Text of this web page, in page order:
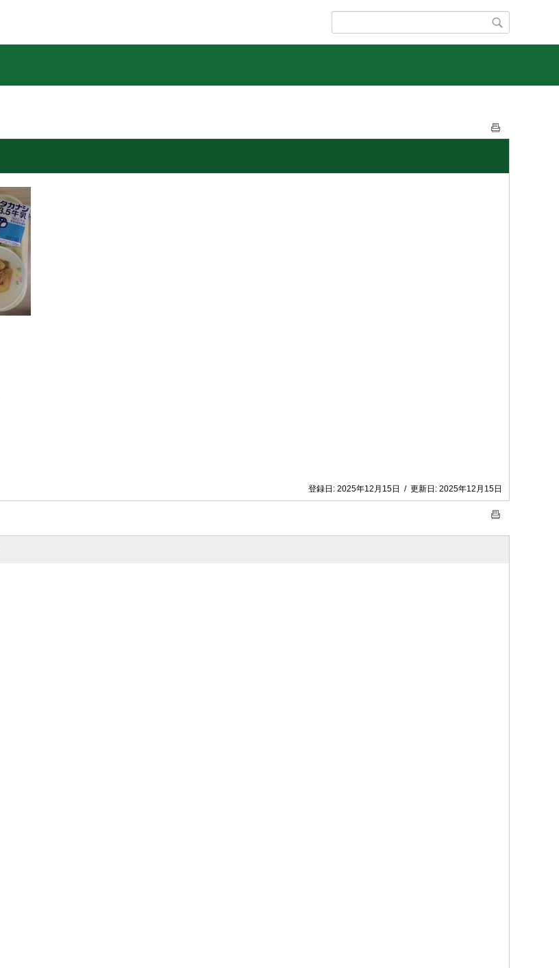
登録日: 2025年12月15日 / 更新日: 2025年12月15日